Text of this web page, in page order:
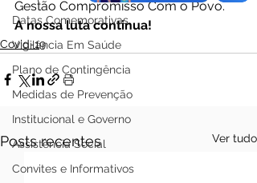
Datas Comemorativas
Vigilância Em Saúde
Plano de Contingência
Medidas de Prevenção
Institucional e Governo
Assistência Social
Convites e Informativos
Gestão Compromisso Com o Povo.
A nossa luta continua!
Covid-19
Posts recentes Ver tudo